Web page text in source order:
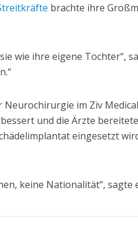
brachte ihre
wie ihre eigene Tochter“,
Neurochirurgie im Ziv
und die Ärzte
eingesetzt
keine Nationalität“, sagte